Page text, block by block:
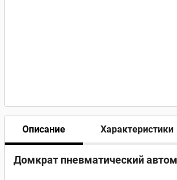
Описание Характеристики
Домкрат пневматический